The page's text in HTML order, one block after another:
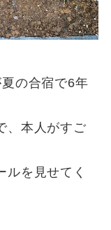
の合宿で6年
、本人がすご
ルを見せてく